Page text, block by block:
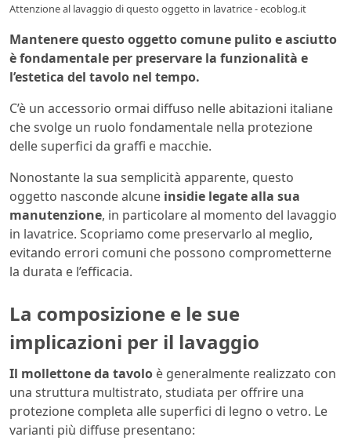
Attenzione al lavaggio di questo oggetto in lavatrice - ecoblog.it
Mantenere questo oggetto comune pulito e asciutto
è fondamentale per preservare la funzionalità e
l’estetica del tavolo nel tempo.
C’è un accessorio ormai diffuso nelle abitazioni italiane
che svolge un ruolo fondamentale nella protezione
delle superfici da graffi e macchie.
Nonostante la sua semplicità apparente, questo
oggetto nasconde alcune insidie legate alla sua
manutenzione, in particolare al momento del lavaggio
in lavatrice. Scopriamo come preservarlo al meglio,
evitando errori comuni che possono comprometterne
la durata e l’efficacia.
La composizione e le sue
implicazioni per il lavaggio
Il mollettone da tavolo è generalmente realizzato con
una struttura multistrato, studiata per offrire una
protezione completa alle superfici di legno o vetro. Le
varianti più diffuse presentano: